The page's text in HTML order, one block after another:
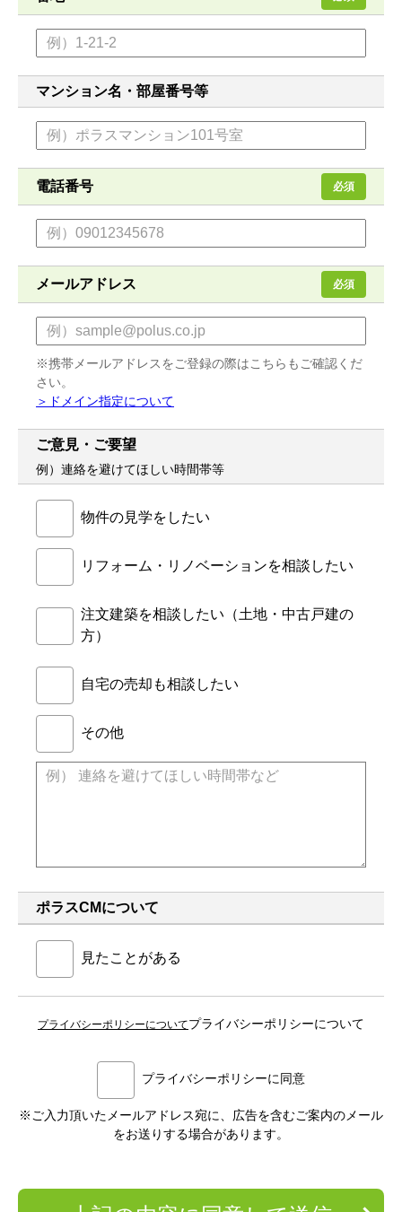
マンション名・部屋番号等
電話番号 必須
メールアドレス 必須
※携帯メールアドレスをご登録の際はこちらもご確認くだ
さい。
＞ドメイン指定について
ご意見・ご要望
例）連絡を避けてほしい時間帯等
物件の見学をしたい
リフォーム・リノベーションを相談したい
注文建築を相談したい（土地・中古戸建の
方）
自宅の売却も相談したい
その他
ポラスCMについて
見たことがある
プライバシーポリシーについてプライバシーポリシーについて
プライバシーポリシーに同意
※ご入力頂いたメールアドレス宛に、広告を含むご案内のメール
をお送りする場合があります。